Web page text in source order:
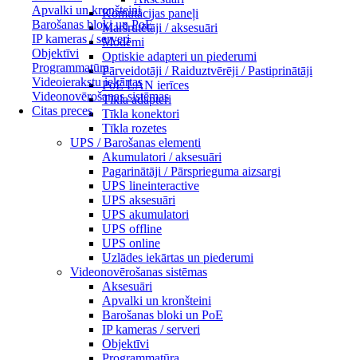
Apvalki un kronšteini
Barošanas bloki un PoE
IP kameras / serveri
Objektīvi
Programmatūra
Videoierakstu iekārtas
Videonovērošanas sistēmas
Citas preces
Komutācijas paneļi
Maršrutētāji / aksesuāri
Modēmi
Optiskie adapteri un piederumi
Pārveidotāji / Raiduztvērēji / Pastiprinātāji
PoE LAN ierīces
Tīkla adapteri
Tīkla konektori
Tīkla rozetes
UPS / Barošanas elementi
Akumulatori / aksesuāri
Pagarinātāji / Pārsprieguma aizsargi
UPS lineinteractive
UPS aksesuāri
UPS akumulatori
UPS offline
UPS online
Uzlādes iekārtas un piederumi
Videonovērošanas sistēmas
Aksesuāri
Apvalki un kronšteini
Barošanas bloki un PoE
IP kameras / serveri
Objektīvi